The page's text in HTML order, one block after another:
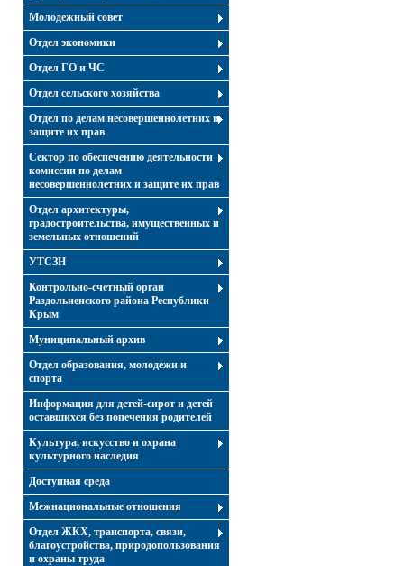
Молодежный совет
Отдел экономики
Отдел ГО и ЧС
Отдел сельского хозяйства
Отдел по делам несовершеннолетних и
защите их прав
Сектор по обеспечению деятельности
комиссии по делам
несовершеннолетних и защите их прав
Отдел архитектуры,
градостроительства, имущественных и
земельных отношений
УТСЗН
Контрольно-счетный орган
Раздольненского района Республики
Крым
Муниципальный архив
Отдел образования, молодежи и
спорта
Информация для детей-сирот и детей
оставшихся без попечения родителей
Культура, искусство и охрана
культурного наследия
Доступная среда
Межнациональные отношения
Отдел ЖКХ, транспорта, связи,
благоустройства, природопользования
и охраны труда